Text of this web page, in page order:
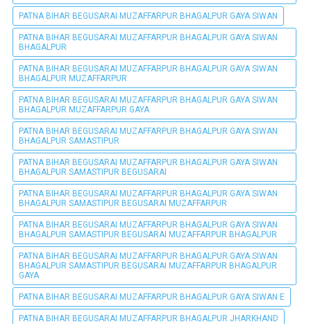
PATNA BIHAR BEGUSARAI MUZAFFARPUR BHAGALPUR GAYA SIWAN
PATNA BIHAR BEGUSARAI MUZAFFARPUR BHAGALPUR GAYA SIWAN
BHAGALPUR
PATNA BIHAR BEGUSARAI MUZAFFARPUR BHAGALPUR GAYA SIWAN
BHAGALPUR MUZAFFARPUR
PATNA BIHAR BEGUSARAI MUZAFFARPUR BHAGALPUR GAYA SIWAN
BHAGALPUR MUZAFFARPUR GAYA
PATNA BIHAR BEGUSARAI MUZAFFARPUR BHAGALPUR GAYA SIWAN
BHAGALPUR SAMASTIPUR
PATNA BIHAR BEGUSARAI MUZAFFARPUR BHAGALPUR GAYA SIWAN
BHAGALPUR SAMASTIPUR BEGUSARAI
PATNA BIHAR BEGUSARAI MUZAFFARPUR BHAGALPUR GAYA SIWAN
BHAGALPUR SAMASTIPUR BEGUSARAI MUZAFFARPUR
PATNA BIHAR BEGUSARAI MUZAFFARPUR BHAGALPUR GAYA SIWAN
BHAGALPUR SAMASTIPUR BEGUSARAI MUZAFFARPUR BHAGALPUR
PATNA BIHAR BEGUSARAI MUZAFFARPUR BHAGALPUR GAYA SIWAN
BHAGALPUR SAMASTIPUR BEGUSARAI MUZAFFARPUR BHAGALPUR
GAYA
PATNA BIHAR BEGUSARAI MUZAFFARPUR BHAGALPUR GAYA SIWAN E
PATNA BIHAR BEGUSARAI MUZAFFARPUR BHAGALPUR JHARKHAND